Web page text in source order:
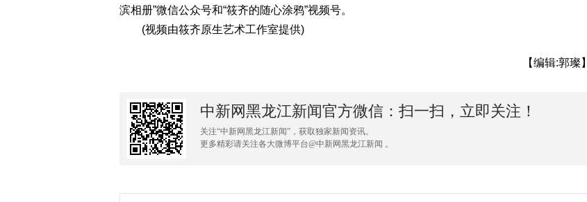
滨相册”微信公众号和“筱齐的随心涂鸦”视频号。
(视频由筱齐原生艺术工作室提供)
【编辑:郭璨】
中新网黑龙江新闻官方微信：扫一扫，立即关注！
关注“中新网黑龙江新闻”，获取独家新闻资讯。
更多精彩请关注各大微博平台@中新网黑龙江新闻 。